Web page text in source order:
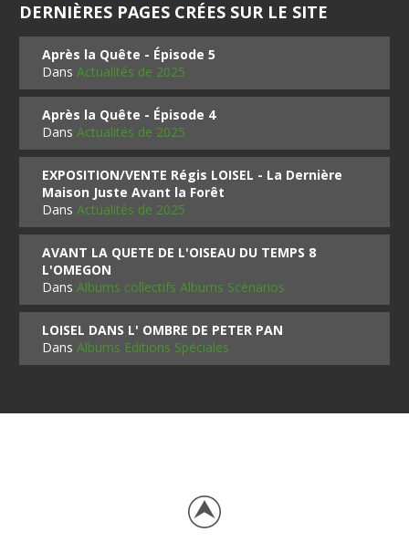
DERNIÈRES PAGES CRÉES SUR LE SITE
Après la Quête - Épisode 5
DansActualités de 2025
Après la Quête - Épisode 4
DansActualités de 2025
EXPOSITION/VENTE Régis LOISEL - La Dernière
Maison Juste Avant la Forêt
DansActualités de 2025
AVANT LA QUETE DE L'OISEAU DU TEMPS 8
L'OMEGON
DansAlbums collectifs Albums Scénarios
LOISEL DANS L' OMBRE DE PETER PAN
DansAlbums Editions Spéciales